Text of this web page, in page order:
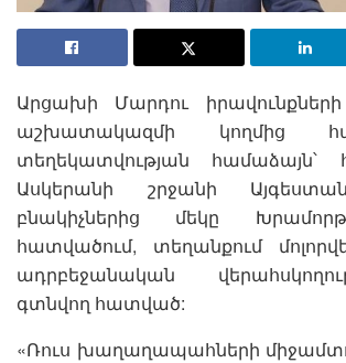
Արցախի Մարդու
աշխատակազմի կողմից
տեղեկատվության համաձայն՝
Ասկերանի շրջանի
բնակիչներից մեկը
հատվածում, տեղանքում
ադրբեջանական
գտնվող հատված:
«Ռուս խաղաղապահների